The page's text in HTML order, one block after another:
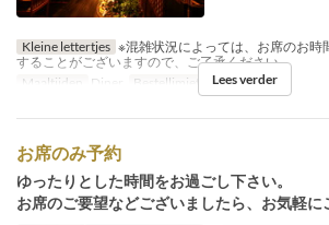
Kleine lettertjes ※混雑状況によっては、お席のお時
することがございますので、ご了承ください。
Maaltijden
Diner Bestellimiet 2 ~ 15
Lees verder
お席のみ予約
ゆったりとした時間をお過ごし下さい。
お席のご要望などございましたら、お気軽に